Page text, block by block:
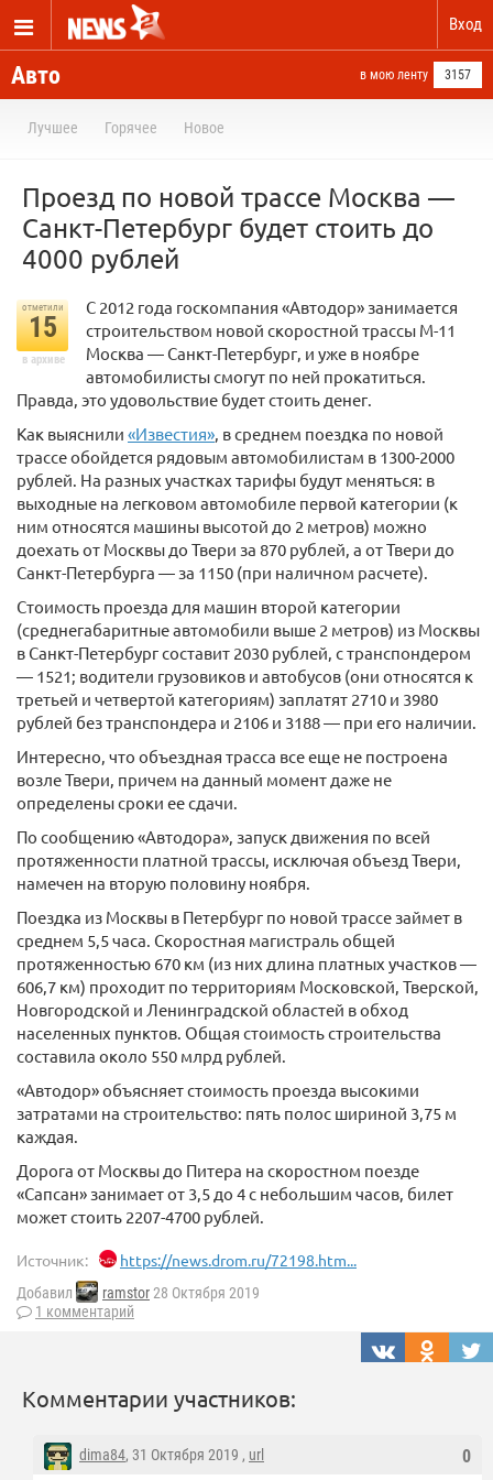
Вход
Авто в мою ленту 3157
Лучшее Горячее Новое
Проезд по новой трассе Москва —
Санкт-Петербург будет стоить до
4000 рублей
отметили
15
в архиве
С 2012 года госкомпания «Автодор» занимается
строительством новой скоростной трассы М-11
Москва — Санкт-Петербург, и уже в ноябре
автомобилисты смогут по ней прокатиться.
Правда, это удовольствие будет стоить денег.
Как выяснили «Известия», в среднем поездка по новой
трассе обойдется рядовым автомобилистам в 1300-2000
рублей. На разных участках тарифы будут меняться: в
выходные на легковом автомобиле первой категории (к
ним относятся машины высотой до 2 метров) можно
доехать от Москвы до Твери за 870 рублей, а от Твери до
Санкт-Петербурга — за 1150 (при наличном расчете).
Стоимость проезда для машин второй категории
(среднегабаритные автомобили выше 2 метров) из Москвы
в Санкт-Петербург составит 2030 рублей, с транспондером
— 1521; водители грузовиков и автобусов (они относятся к
третьей и четвертой категориям) заплатят 2710 и 3980
рублей без транспондера и 2106 и 3188 — при его наличии.
Интересно, что объездная трасса все еще не построена
возле Твери, причем на данный момент даже не
определены сроки ее сдачи.
По сообщению «Автодора», запуск движения по всей
протяженности платной трассы, исключая объезд Твери,
намечен на вторую половину ноября.
Поездка из Москвы в Петербург по новой трассе займет в
среднем 5,5 часа. Скоростная магистраль общей
протяженностью 670 км (из них длина платных участков —
606,7 км) проходит по территориям Московской, Тверской,
Новгородской и Ленинградской областей в обход
населенных пунктов. Общая стоимость строительства
составила около 550 млрд рублей.
«Автодор» объясняет стоимость проезда высокими
затратами на строительство: пять полос шириной 3,75 м
каждая.
Дорога от Москвы до Питера на скоростном поезде
«Сапсан» занимает от 3,5 до 4 с небольшим часов, билет
может стоить 2207-4700 рублей.
Источник: https://news.drom.ru/72198.htm...
Добавил ramstor28 Октября 2019
1 комментарий
Комментарии участников:
0
dima84, 31 Октября 2019 , url